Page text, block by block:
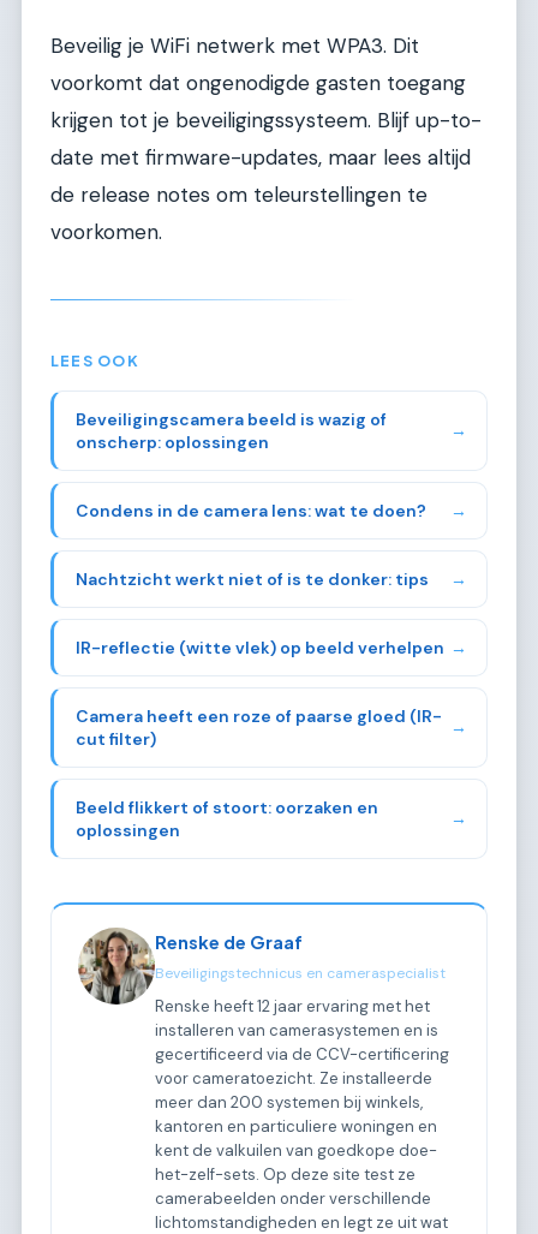
Beveilig je WiFi netwerk met WPA3. Dit
voorkomt dat ongenodigde gasten toegang
krijgen tot je beveiligingssysteem. Blijf up-to-
date met firmware-updates, maar lees altijd
de release notes om teleurstellingen te
voorkomen.
LEES OOK
Beveiligingscamera beeld is wazig of
onscherp: oplossingen
→
Condens in de camera lens: wat te doen? →
Nachtzicht werkt niet of is te donker: tips →
IR-reflectie (witte vlek) op beeld verhelpen →
Camera heeft een roze of paarse gloed (IR-
cut filter)
→
Beeld flikkert of stoort: oorzaken en
oplossingen
→
Renske de Graaf
Beveiligingstechnicus en cameraspecialist
Renske heeft 12 jaar ervaring met het
installeren van camerasystemen en is
gecertificeerd via de CCV-certificering
voor cameratoezicht. Ze installeerde
meer dan 200 systemen bij winkels,
kantoren en particuliere woningen en
kent de valkuilen van goedkope doe-
het-zelf-sets. Op deze site test ze
camerabeelden onder verschillende
lichtomstandigheden en legt ze uit wat